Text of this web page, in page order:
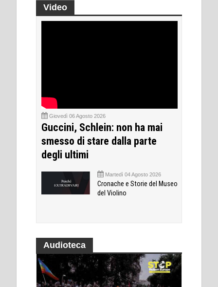
Video
Giovedì 06 Agosto 2026
Guccini, Schlein: non ha mai
smesso di stare dalla parte
degli ultimi
Martedì 04 Agosto 2026
Cronache e Storie del Museo
del Violino
Audioteca